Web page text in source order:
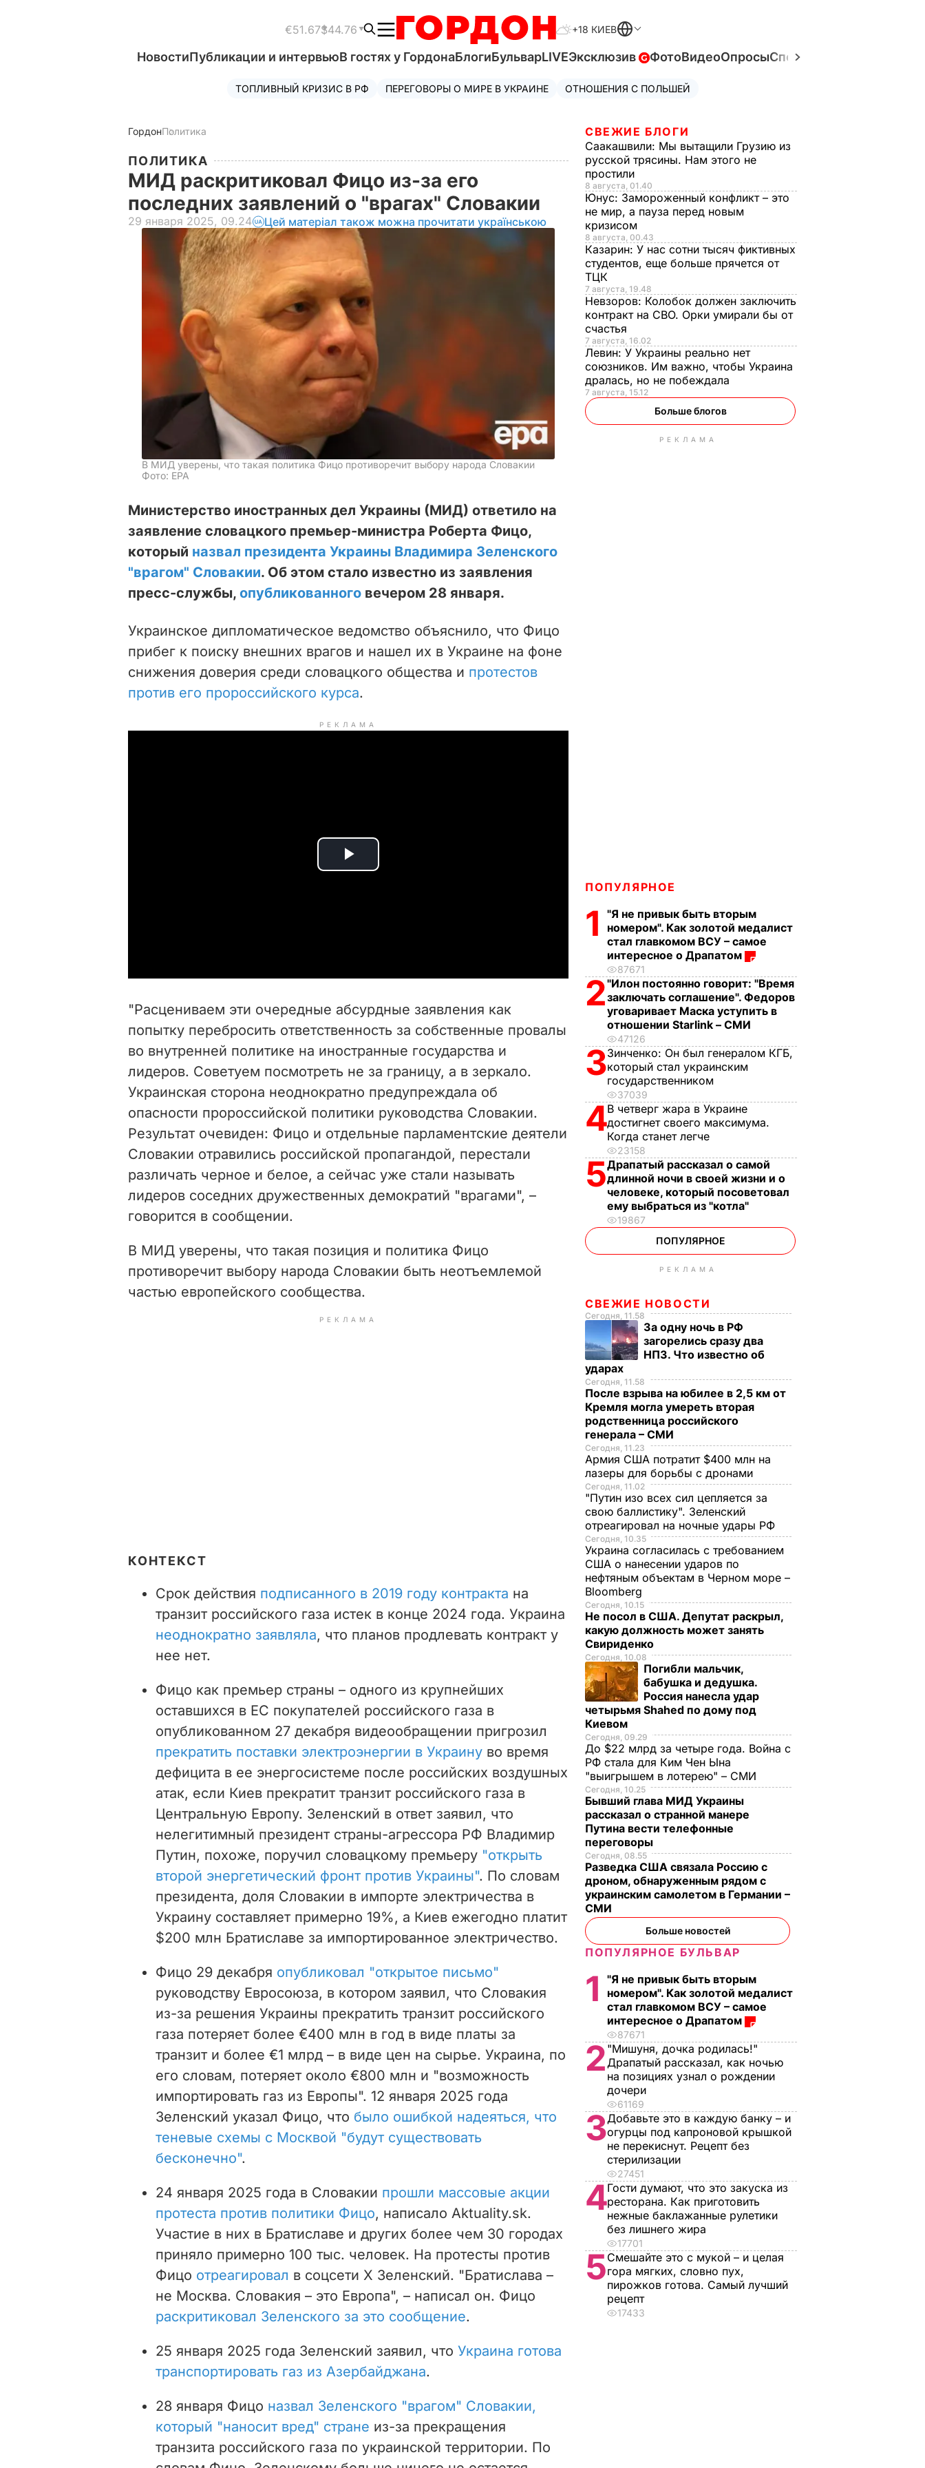
€51.67$44.76 +18 КИЕВ
НовостиПубликации и интервьюВ гостях у ГордонаБлогиБульварLIVEЭксклюзив ФотоВидеоОпросыСпецпроекты
ТОПЛИВНЫЙ КРИЗИС В РФ ПЕРЕГОВОРЫ О МИРЕ В УКРАИНЕ ОТНОШЕНИЯ С ПОЛЬШЕЙ
ГордонПолитика
ПОЛИТИКА
МИД раскритиковал Фицо из-за его
последних заявлений о "врагах" Словакии
29 января 2025, 09.24 Цей матеріал також можна прочитати українською
В МИД уверены, что такая политика Фицо противоречит выбору народа Словакии
Фото: EPA
Министерство иностранных дел Украины (МИД) ответило на
заявление словацкого премьер-министра Роберта Фицо,
который назвал президента Украины Владимира Зеленского
"врагом" Словакии. Об этом стало известно из заявления
пресс-службы, опубликованного вечером 28 января.
Украинское дипломатическое ведомство объяснило, что Фицо
прибег к поиску внешних врагов и нашел их в Украине на фоне
снижения доверия среди словацкого общества и протестов
против его пророссийского курса.
РЕКЛАМА
P
i
d
e
o
"Расцениваем эти очередные абсурдные заявления как
попытку перебросить ответственность за собственные провалы
во внутренней политике на иностранные государства и
лидеров. Советуем посмотреть не за границу, а в зеркало.
Украинская сторона неоднократно предупреждала об
опасности пророссийской политики руководства Словакии.
Результат очевиден: Фицо и отдельные парламентские деятели
Словакии отравились российской пропагандой, перестали
различать черное и белое, а сейчас уже стали называть
лидеров соседних дружественных демократий "врагами", –
говорится в сообщении.
В МИД уверены, что такая позиция и политика Фицо
противоречит выбору народа Словакии быть неотъемлемой
частью европейского сообщества.
РЕКЛАМА
КОНТЕКСТ
Срок действия подписанного в 2019 году контракта на
транзит российского газа истек в конце 2024 года. Украина
неоднократно заявляла, что планов продлевать контракт у
нее нет.
Фицо как премьер страны – одного из крупнейших
оставшихся в ЕС покупателей российского газа в
опубликованном 27 декабря видеообращении пригрозил
прекратить поставки электроэнергии в Украину во время
дефицита в ее энергосистеме после российских воздушных
атак, если Киев прекратит транзит российского газа в
Центральную Европу. Зеленский в ответ заявил, что
нелегитимный президент страны-агрессора РФ Владимир
Путин, похоже, поручил словацкому премьеру "открыть
второй энергетический фронт против Украины". По словам
президента, доля Словакии в импорте электричества в
Украину составляет примерно 19%, а Киев ежегодно платит
$200 млн Братиславе за импортированное электричество.
Фицо 29 декабря опубликовал "открытое письмо"
руководству Евросоюза, в котором заявил, что Словакия
из-за решения Украины прекратить транзит российского
газа потеряет более €400 млн в год в виде платы за
транзит и более €1 млрд – в виде цен на сырье. Украина, по
его словам, потеряет около €800 млн и "возможность
импортировать газ из Европы". 12 января 2025 года
Зеленский указал Фицо, что было ошибкой надеяться, что
теневые схемы с Москвой "будут существовать
бесконечно".
24 января 2025 года в Словакии прошли массовые акции
протеста против политики Фицо, написало Aktuality.sk.
Участие в них в Братиславе и других более чем 30 городах
приняло примерно 100 тыс. человек. На протесты против
Фицо отреагировал в соцсети X Зеленский. "Братислава –
не Москва. Словакия – это Европа", – написал он. Фицо
раскритиковал Зеленского за это сообщение.
25 января 2025 года Зеленский заявил, что Украина готова
транспортировать газ из Азербайджана.
28 января Фицо назвал Зеленского "врагом" Словакии,
который "наносит вред" стране из-за прекращения
транзита российского газа по украинской территории. По
СВЕЖИЕ БЛОГИ
Саакашвили: Мы вытащили Грузию из
русской трясины. Нам этого не
простили
8 августа, 01.40
Юнус: Замороженный конфликт – это
не мир, а пауза перед новым
кризисом
8 августа, 00.43
Казарин: У нас сотни тысяч фиктивных
студентов, еще больше прячется от
ТЦК
7 августа, 19.48
Невзоров: Колобок должен заключить
контракт на СВО. Орки умирали бы от
счастья
7 августа, 16.02
Левин: У Украины реально нет
союзников. Им важно, чтобы Украина
дралась, но не побеждала
7 августа, 15.12
Больше блогов
РЕКЛАМА
ПОПУЛЯРНОЕ
1
"Я не привык быть вторым
номером". Как золотой медалист
стал главкомом ВСУ – самое
интересное о Драпатом
87671
2"Илон постоянно говорит: "Время
заключать соглашение". Федоров
уговаривает Маска уступить в
отношении Starlink – СМИ
47126
3Зинченко: Он был генералом КГБ,
который стал украинским
государственником
37039
4В четверг жара в Украине
достигнет своего максимума.
Когда станет легче
23158
5Драпатый рассказал о самой
длинной ночи в своей жизни и о
человеке, который посоветовал
ему выбраться из "котла"
19867
ПОПУЛЯРНОЕ
РЕКЛАМА
СВЕЖИЕ НОВОСТИ
Сегодня, 11.58
За одну ночь в РФ
загорелись сразу два
НПЗ. Что известно об
ударах
Сегодня, 11.58
После взрыва на юбилее в 2,5 км от
Кремля могла умереть вторая
родственница российского
генерала – СМИ
Сегодня, 11.23
Армия США потратит $400 млн на
лазеры для борьбы с дронами
Сегодня, 11.02
"Путин изо всех сил цепляется за
свою баллистику". Зеленский
отреагировал на ночные удары РФ
Сегодня, 10.35
Украина согласилась с требованием
США о нанесении ударов по
нефтяным объектам в Черном море –
Bloomberg
Сегодня, 10.15
Не посол в США. Депутат раскрыл,
какую должность может занять
Свириденко
Сегодня, 10.08
Погибли мальчик,
бабушка и дедушка.
Россия нанесла удар
четырьмя Shahed по дому под
Киевом
Сегодня, 09.29
До $22 млрд за четыре года. Война с
РФ стала для Ким Чен Ына
"выигрышем в лотерею" – СМИ
Сегодня, 10.25
Бывший глава МИД Украины
рассказал о странной манере
Путина вести телефонные
переговоры
Сегодня, 08.55
Разведка США связала Россию с
дроном, обнаруженным рядом с
украинским самолетом в Германии –
СМИ
Больше новостей
ПОПУЛЯРНОЕ БУЛЬВАР
1
"Я не привык быть вторым
номером". Как золотой медалист
стал главкомом ВСУ – самое
интересное о Драпатом
87671
2 "Мишуня, дочка родилась!"
Драпатый рассказал, как ночью
на позициях узнал о рождении
дочери
61169
3Добавьте это в каждую банку – и
огурцы под капроновой крышкой
не перекиснут. Рецепт без
стерилизации
27451
4Гости думают, что это закуска из
ресторана. Как приготовить
нежные баклажанные рулетики
без лишнего жира
17701
5Смешайте это с мукой – и целая
гора мягких, словно пух,
пирожков готова. Самый лучший
рецепт
17433